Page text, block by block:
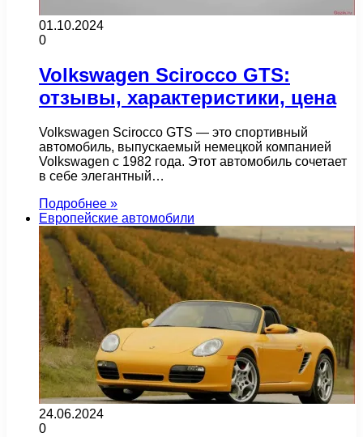
01.10.2024
0
Volkswagen Scirocco GTS:
отзывы, характеристики, цена
Volkswagen Scirocco GTS — это спортивный
автомобиль, выпускаемый немецкой компанией
Volkswagen с 1982 года. Этот автомобиль сочетает
в себе элегантный…
Подробнее »
Европейские автомобили
24.06.2024
0